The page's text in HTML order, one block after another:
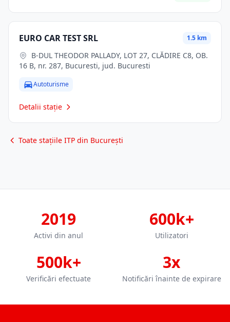
EURO CAR TEST SRL 1.5 km
16 B, nr. 287, Bucuresti, jud. Bucuresti
Autoturisme
Detalii stație
Toate stațiile ITP din București
2019
Activi din anul
600k+
Utilizatori
500k+
Verificări efectuate
3x
Notificări înainte de expirare